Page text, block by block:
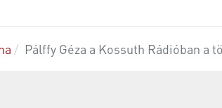
Pálffy Géza a Kossuth Rádióban a